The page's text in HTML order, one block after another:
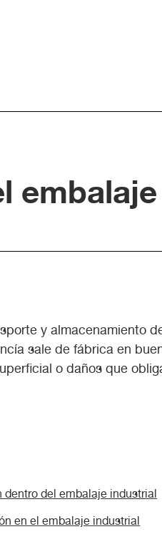
y almacenamiento
sale de fábrica en
o daños que
del embalaje industrial
en el embalaje industrial